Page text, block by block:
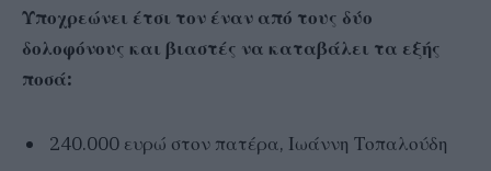
Υποχρεώνει έτσι τον έναν από τους δύο
δολοφόνους και βιαστές να καταβάλει τα εξής
ποσά:
240.000 ευρώ στον πατέρα, Ιωάννη Τοπαλούδη